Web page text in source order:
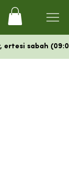
ertesi sabah